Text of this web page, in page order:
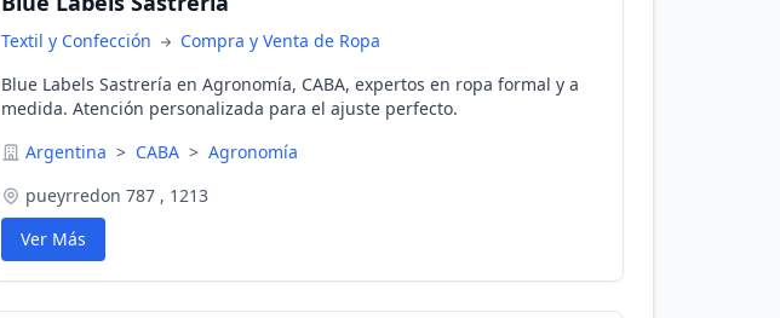
Textil y Confección
Compra y Venta de Ropa
Blue Labels Sastrería en Agronomía, CABA, expertos en ropa formal y a
medida. Atención personalizada para el ajuste perfecto.
Argentina > CABA > Agronomía
pueyrredon 787 , 1213
Ver Más